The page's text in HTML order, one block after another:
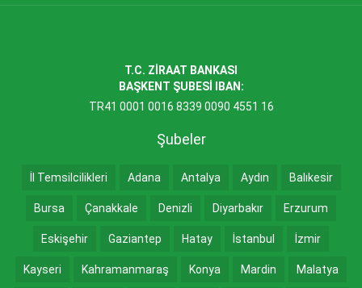
T.C. ZİRAAT BANKASI
BAŞKENT ŞUBESİ IBAN:
TR41 0001 0016 8339 0090 4551 16
Şubeler
İl Temsilcilikleri Adana Antalya Aydın Balıkesir
Bursa Çanakkale Denizli Diyarbakır Erzurum
Eskişehir Gaziantep Hatay İstanbul İzmir
Kayseri Kahramanmaraş Konya Mardin Malatya